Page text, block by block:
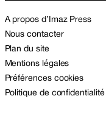
A propos d’Imaz Press
Nous contacter
Plan du site
Mentions légales
Préférences cookies
Politique de confidentialité